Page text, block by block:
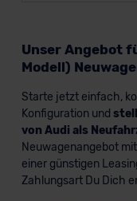
Unser Angebot
Modell)
Starte jetzt einfach,
Konfiguration und
von Audi als
Neuwagenangebot
einer günstigen
Zahlungsart Du Dich